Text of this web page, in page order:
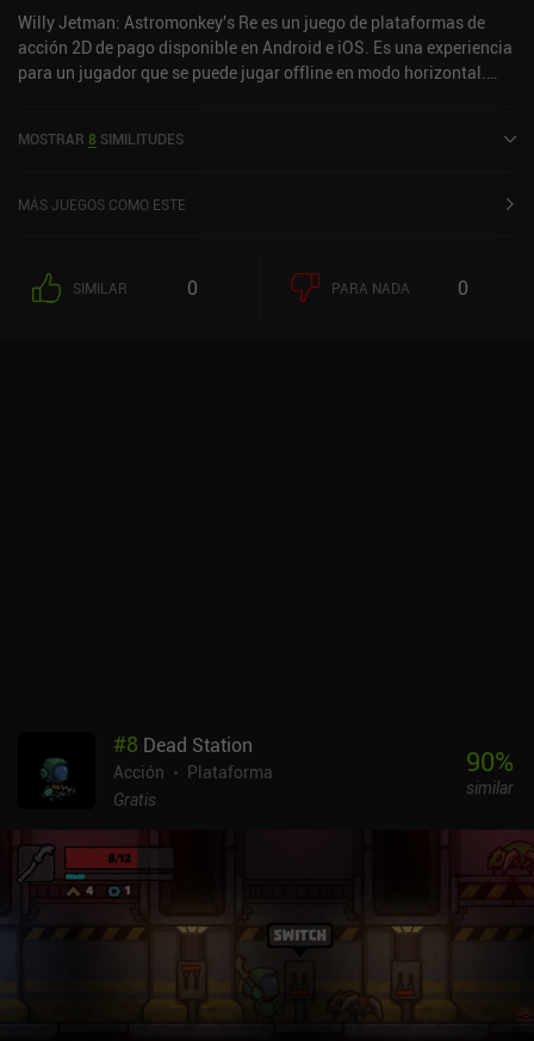
Willy Jetman: Astromonkey's Re es un juego de plataformas de
acción 2D de pago disponible en Android e iOS. Es una experiencia
para un jugador que se puede jugar offline en modo horizontal.
MOSTRAR 8 SIMILITUDES
MÁS JUEGOS COMO ESTE
SIMILAR 0 PARA NADA 0
#8 Dead Station
Acción
Plataforma
Gratis
90%
similar